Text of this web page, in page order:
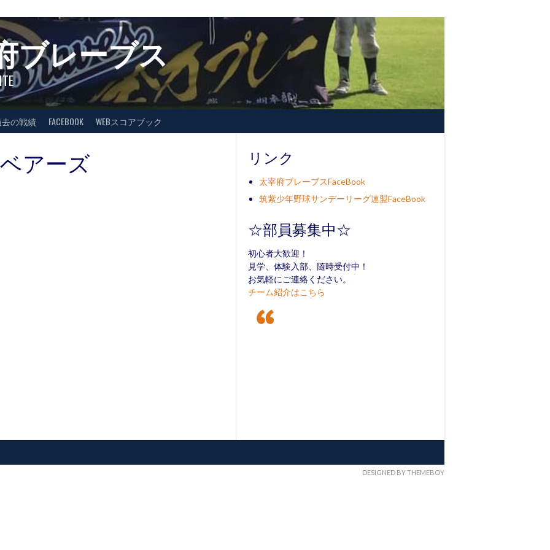
ブレーブス
の戦績 FACEBOOK WEBスコアブック
アーズ リンク
太宰府ブレーブスFaceBook
筑紫少年野球サンデーリーグ連盟FaceBook
☆部員募集中☆
初心者大歓迎！
見学、体験入部、随時受付中！
お気軽にご連絡ください。
チーム紹介はこちら
DESIGNED BY THEMEBOY